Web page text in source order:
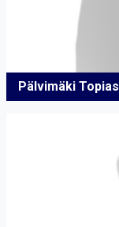
Pälvimäki Topias